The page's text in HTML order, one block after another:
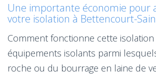
Une importante économie pour
votre isolation à Bettencourt-
Comment fonctionne cette isolation
équipements isolants parmi
roche ou du bourrage en laine de